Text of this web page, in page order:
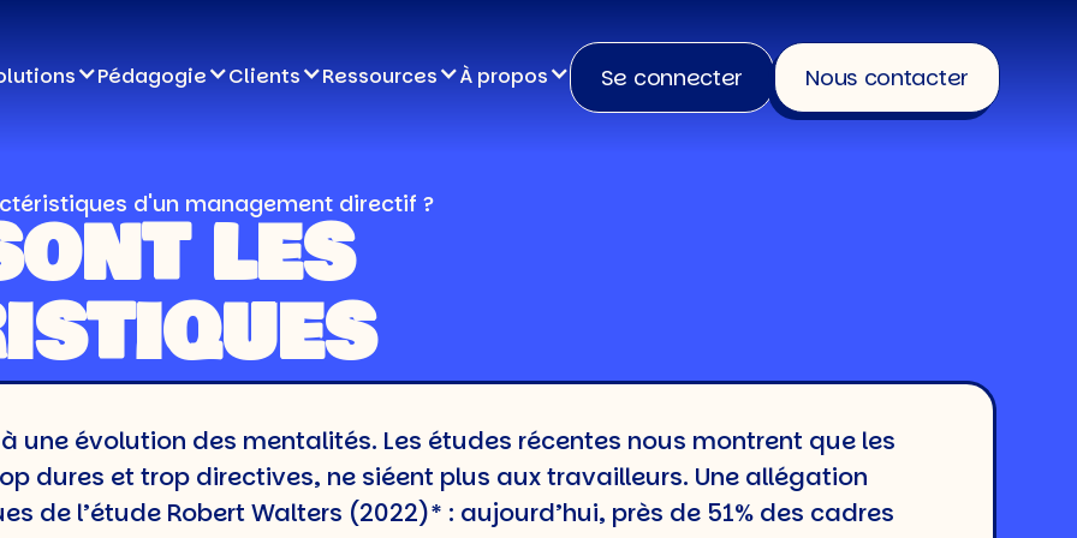
Pédagogie Clients Ressources À propos Se connecter Nous contacter
d'un management directif ?
LES
une évolution des mentalités. Les études récentes nous montrent que les
dures et trop directives, ne siéent plus aux travailleurs. Une allégation
de l’étude Robert Walters (2022)* : aujourd’hui, près de 51% des cadres